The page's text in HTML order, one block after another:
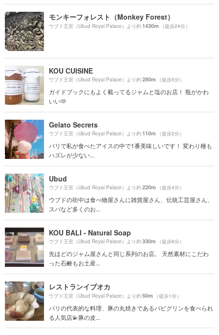
モンキーフォレスト（Monkey Forest）
ウブド王宮（Ubud Royal Palace）より約1430m （徒歩24分）
KOU CUISINE
ウブド王宮（Ubud Royal Palace）より約280m （徒歩5分）
ガイドブックにもよく載ってるジャムと塩のお店！ 瓶がかわ
いい🫶
Gelato Secrets
ウブド王宮（Ubud Royal Palace）より約110m （徒歩2分）
バリで私が食べたアイスの中で1番美味しいです！ 変わり種も
ハズレが少ない...
Ubud
ウブド王宮（Ubud Royal Palace）より約220m （徒歩4分）
ウブドの街中は食べ物屋さんに雑貨屋さん、伝統工芸屋さん、
スパなど多くのお...
KOU BALI - Natural Soap
ウブド王宮（Ubud Royal Palace）より約330m （徒歩6分）
先ほどのジャム屋さんと同じ系列のお店。 天然素材にこだわ
った石鹸もお土産...
レストランイブオカ
ウブド王宮（Ubud Royal Palace）より約50m （徒歩1分）
バリの代表的な料理、豚の丸焼きであるバビグリンを食べられ
る人気店💫豚の皮...